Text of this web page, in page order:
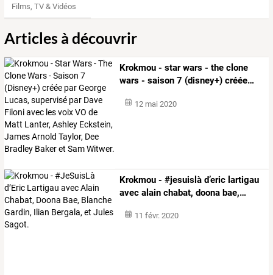
Films, TV & Vidéos
Articles à découvrir
Krokmou - starwars - the clone
wars - saison 7 (disney+) créée…
12 mai 2020
Krokmou - #jesuislà d’eric lartigau
avec alain chabat, doona bae,…
11 févr. 2020